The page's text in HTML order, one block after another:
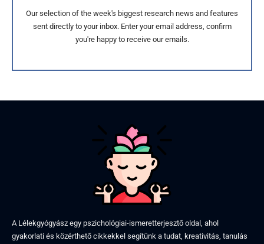
Our selection of the week's biggest research news and features
sent directly to your inbox. Enter your email address, confirm
you're happy to receive our emails.
A Lélekgyógyász egy pszichológiai-ismeretterjesztő oldal, ahol
gyakorlati és közérthető cikkekkel segítünk a tudat, kreativitás, tanulás